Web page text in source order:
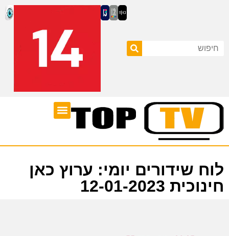
לוח שידורים יומי: ערוץ כאן
חינוכית 12-01-2023